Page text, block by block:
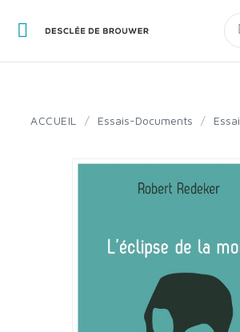
ACCUEIL / Essais-Documents / Essai